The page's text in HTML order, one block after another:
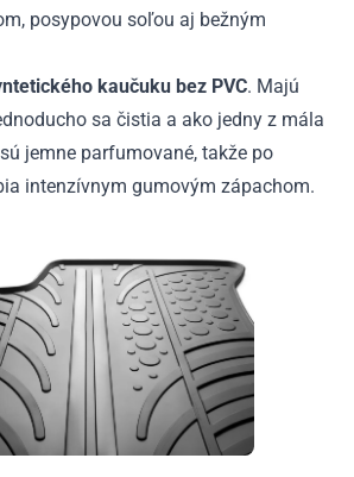
posypovou soľou aj bežným
kaučuku bez PVC. Majú
sa čistia a ako jedny z mála
jemne parfumované, takže po
intenzívnym gumovým zápachom.